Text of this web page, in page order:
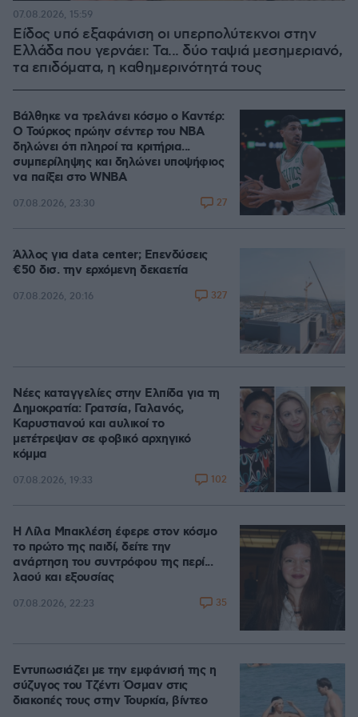
Είδος υπό εξαφάνιση οι υπερπολύτεκνοι στην
Ελλάδα που γερνάει: Τα... δύο ταψιά μεσημεριανό,
τα επιδόματα, η καθημερινότητά τους
07.08.2026, 15:59
Βάλθηκε να τρελάνει κόσμο ο Καντέρ:
Ο Τούρκος πρώην σέντερ του NBA
δηλώνει ότι πληροί τα κριτήρια...
συμπερίληψης και δηλώνει υποψήφιος
να παίξει στο WNBA
07.08.2026, 23:30 27
Άλλος για data center; Επενδύσεις
€50 δισ. την ερχόμενη δεκαετία
07.08.2026, 20:16 327
Νέες καταγγελίες στην Ελπίδα για τη
Δημοκρατία: Γρατσία, Γαλανός,
Καρυστιανού και αυλικοί το
μετέτρεψαν σε φοβικό αρχηγικό
κόμμα
07.08.2026, 19:33 102
Η Λίλα Μπακλέση έφερε στον κόσμο
το πρώτο της παιδί, δείτε την
ανάρτηση του συντρόφου της περί...
λαού και εξουσίας
07.08.2026, 22:23 35
Εντυπωσιάζει με την εμφάνισή της η
σύζυγος του Τζέντι Όσμαν στις
διακοπές τους στην Τουρκία, βίντεο